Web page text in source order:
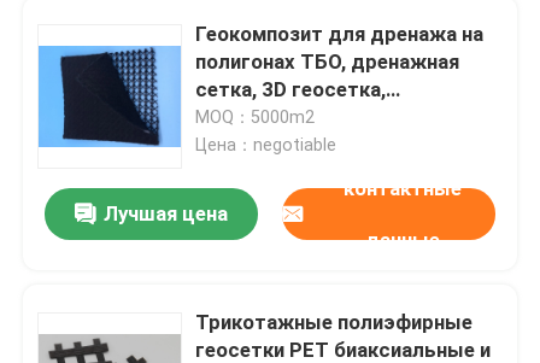
Геокомпозит для дренажа на
полигонах ТБО, дренажная
сетка, 3D геосетка,
композитный геотекстиль
MOQ：5000m2
Цена：negotiable
Лучшая цена
контактные
данные
Трикотажные полиэфирные
геосетки PET биаксиальные и